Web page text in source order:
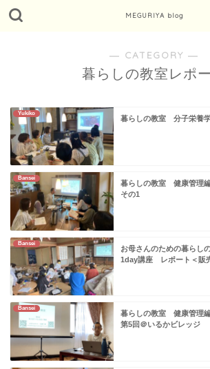
MEGURIYA blog
― CATEGORY ―
暮らしの教室レポ
Yukiko
暮らしの教室 分子栄養
Bansei
暮らしの教室 健康管
その1
Bansei
お母さんのための暮ら
1day講座 レポート＜販
Bansei
暮らしの教室 健康管理
第5回＠いるかビレッジ